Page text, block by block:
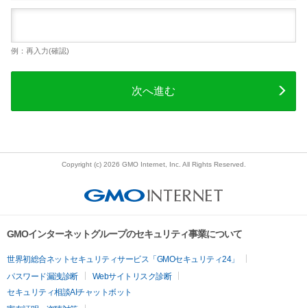
例：再入力(確認)
次へ進む
Copyright (c) 2026 GMO Internet, Inc. All Rights Reserved.
GMOインターネットグループのセキュリティ事業について
世界初総合ネットセキュリティサービス「GMOセキュリティ24」
パスワード漏洩診断
Webサイトリスク診断
セキュリティ相談AIチャットボット